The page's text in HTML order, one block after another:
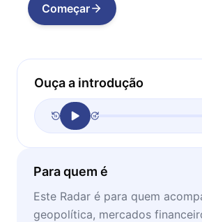
Começar
Ouça a introdução
Para quem é
Este Radar é para quem
geopolítica, mercados